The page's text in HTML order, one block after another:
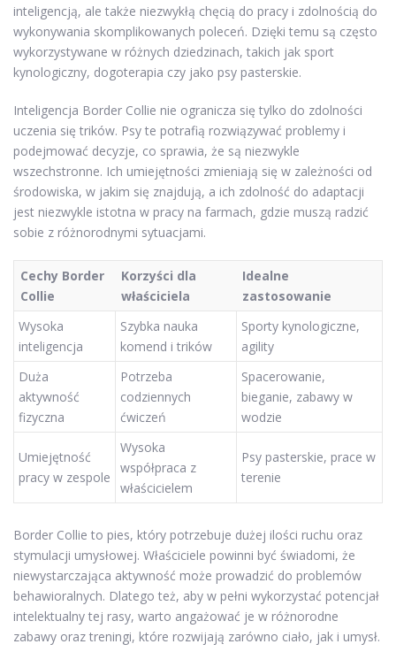
inteligencją, ale także niezwykłą chęcią do pracy i zdolnością do
wykonywania skomplikowanych poleceń. Dzięki temu są często
wykorzystywane w różnych dziedzinach, takich jak sport
kynologiczny, dogoterapia czy jako psy pasterskie.
Inteligencja Border Collie nie ogranicza się tylko do zdolności
uczenia się trików. Psy te potrafią rozwiązywać problemy i
podejmować decyzje, co sprawia, że są niezwykle
wszechstronne. Ich umiejętności zmieniają się w zależności od
środowiska, w jakim się znajdują, a ich zdolność do adaptacji
jest niezwykle istotna w pracy na farmach, gdzie muszą radzić
sobie z różnorodnymi sytuacjami.
Cechy Border
Collie
Korzyści dla
właściciela
Idealne
zastosowanie
Wysoka
inteligencja
Szybka nauka
komend i trików
Sporty kynologiczne,
agility
Duża
aktywność
fizyczna
Potrzeba
codziennych
ćwiczeń
Spacerowanie,
bieganie, zabawy w
wodzie
Umiejętność
pracy w zespole
Wysoka
współpraca z
właścicielem
Psy pasterskie, prace w
terenie
Border Collie to pies, który potrzebuje dużej ilości ruchu oraz
stymulacji umysłowej. Właściciele powinni być świadomi, że
niewystarczająca aktywność może prowadzić do problemów
behawioralnych. Dlatego też, aby w pełni wykorzystać potencjał
intelektualny tej rasy, warto angażować je w różnorodne
zabawy oraz treningi, które rozwijają zarówno ciało, jak i umysł.